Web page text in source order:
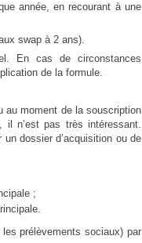
année, en recourant à une
swap à 2 ans).
En cas de circonstances
de la formule.
au moment de la souscription
n’est pas très intéressant.
dossier d’acquisition ou de
;
prélèvements sociaux) par